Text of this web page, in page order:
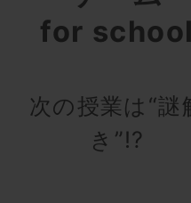
for
次の授業は“謎
き”!?